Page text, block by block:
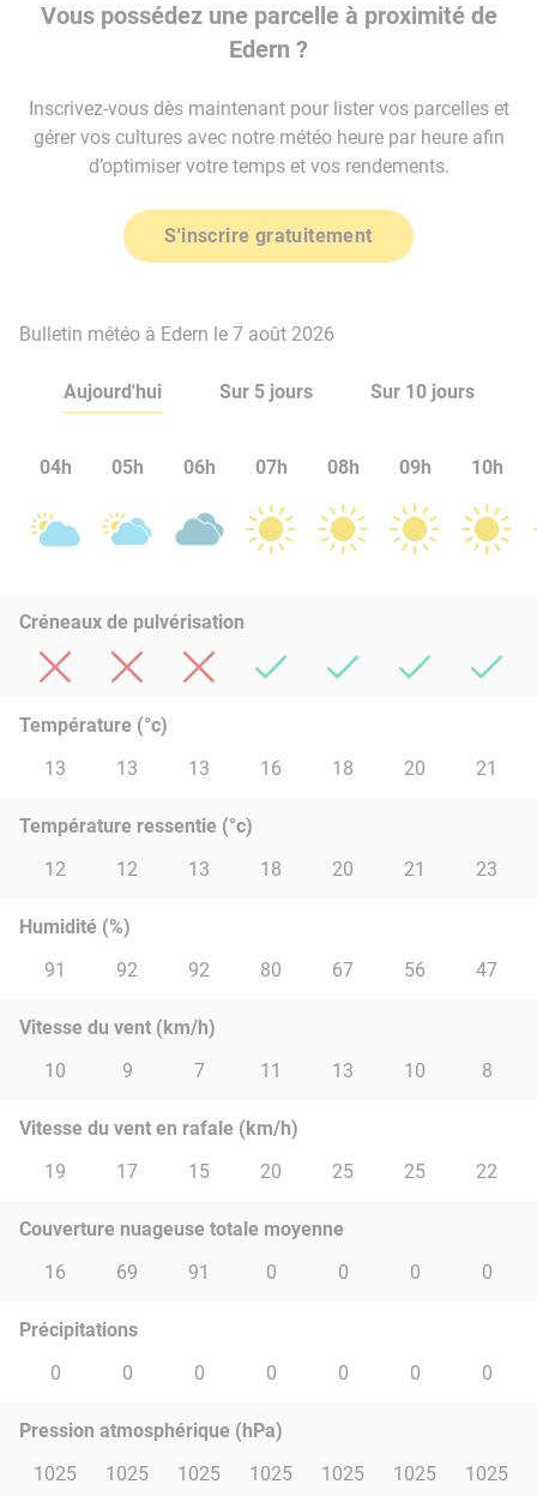
Vous possédez une parcelle à proximité de
Edern ?
Inscrivez-vous dès maintenant pour lister vos parcelles et
gérer vos cultures avec notre météo heure par heure afin
d’optimiser votre temps et vos rendements.
S'inscrire gratuitement
Bulletin météo à Edern le 7 août 2026
Aujourd'hui Sur 5 jours Sur 10 jours
04h 05h 06h 07h 08h 09h 10h
Créneaux de pulvérisation
Température (°c)
13
13 13 16 18 20 21
Température ressentie (°c)
12
12 13 18 20 21 23
Humidité (%)
91
92 92 80 67 56 47
Vitesse du vent (km/h)
10
9 7 11 13 10 8
Vitesse du vent en rafale (km/h)
19
17 15 20 25 25 22
Couverture nuageuse totale moyenne
16
69 91 0 0 0 0
Précipitations
0
0 0 0 0 0 0
Pression atmosphérique (hPa)
1025
1025 1025 1025 1025 1025 1025